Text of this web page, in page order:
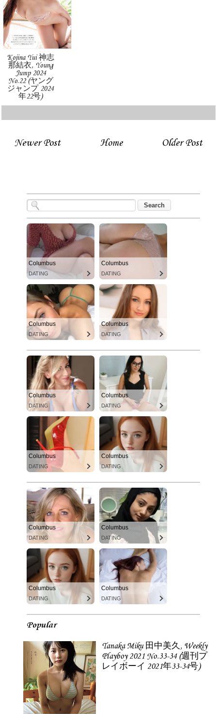
Kojina Yui 神志
那結衣, Young
Jump 2024
No.22 (ヤング
ジャンプ 2024
年22号)
Newer Post Older Post
Home
Columbus
DATING
Columbus
DATING
Columbus
DATING
Columbus
DATING
Columbus
DATING
Columbus
DATING
Columbus
DATING
Columbus
DATING
Columbus
DATING
Columbus
DATING
Columbus
DATING
Columbus
DATING
Popular
Tanaka Miku 田中美久, Weekly
Playboy 2021 No.33-34 (週刊プ
レイボーイ 2021年33-34号)